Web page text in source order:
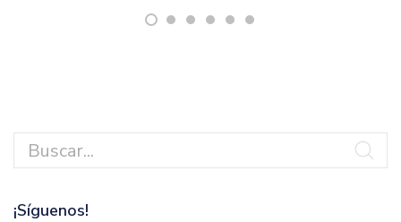
¡Síguenos!